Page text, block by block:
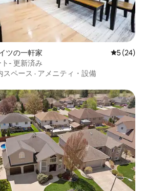
ツの一軒家 レビュー
5 (24)
- 更新済み
スペース · アメニティ・設備